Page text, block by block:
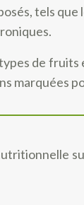
tels
de
marquées